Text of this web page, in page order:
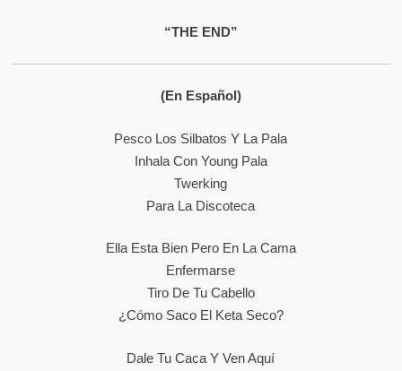
“THE END”
(En Español)
Pesco Los Silbatos Y La Pala
Inhala Con Young Pala
Twerking
Para La Discoteca
Ella Esta Bien Pero En La Cama
Enfermarse
Tiro De Tu Cabello
¿Cómo Saco El Keta Seco?
Dale Tu Caca Y Ven Aquí